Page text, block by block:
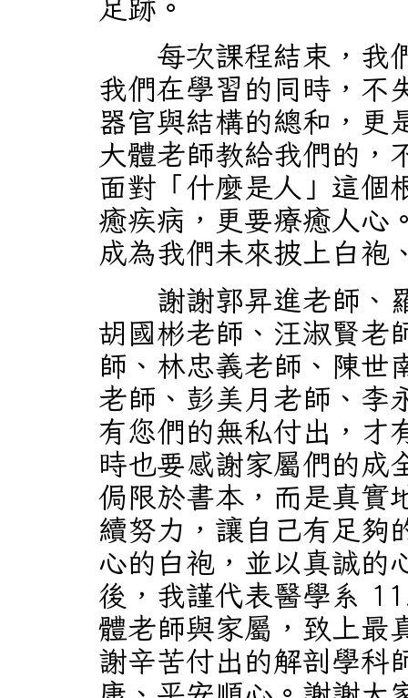
足跡。
每次課程結束，我們
我們在學習的同時，不
器官與結構的總和，更
大體老師教給我們的，
面對「什麼是人」這個
癒疾病，更要療癒人心
成為我們未來披上白袍
謝謝郭昇進老師、羅
胡國彬老師、汪淑賢老
師、林忠義老師、陳世
老師、彭美月老師、李
有您們的無私付出，才
時也要感謝家屬們的成
侷限於書本，而是真實
續努力，讓自己有足夠
心的白袍，並以真誠的
後，我謹代表醫學系
體老師與家屬，致上最
謝辛苦付出的解剖學科